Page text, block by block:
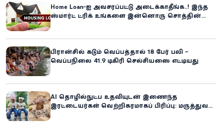
Home Loan-ஐ அவசரப்பட்டு அடைக்காதீங்க..! இந்த
ஸ்மார்ட் ட்ரிக் உங்களை இன்னொரு சொத்தின்
பிரான்சில் கடும் வெப்பத்தால் 18 பேர் பலி –
வெப்பநிலை 41.9 டிகிரி செல்சியஸை எட்டியது
AI தொழில்நுட்ப உதவியுடன் இணைந்த
இரட்டையர்கள் வெற்றிகரமாகப் பிரிப்பு: மருத்துவ